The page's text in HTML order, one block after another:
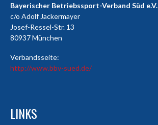
Bayerischer Betriebssport-Verband Süd e.V.
c/o Adolf Jackermayer
Josef-Ressel-Str. 13
80937 München
Verbandsseite:
http://www.bbv-sued.de/
LINKS